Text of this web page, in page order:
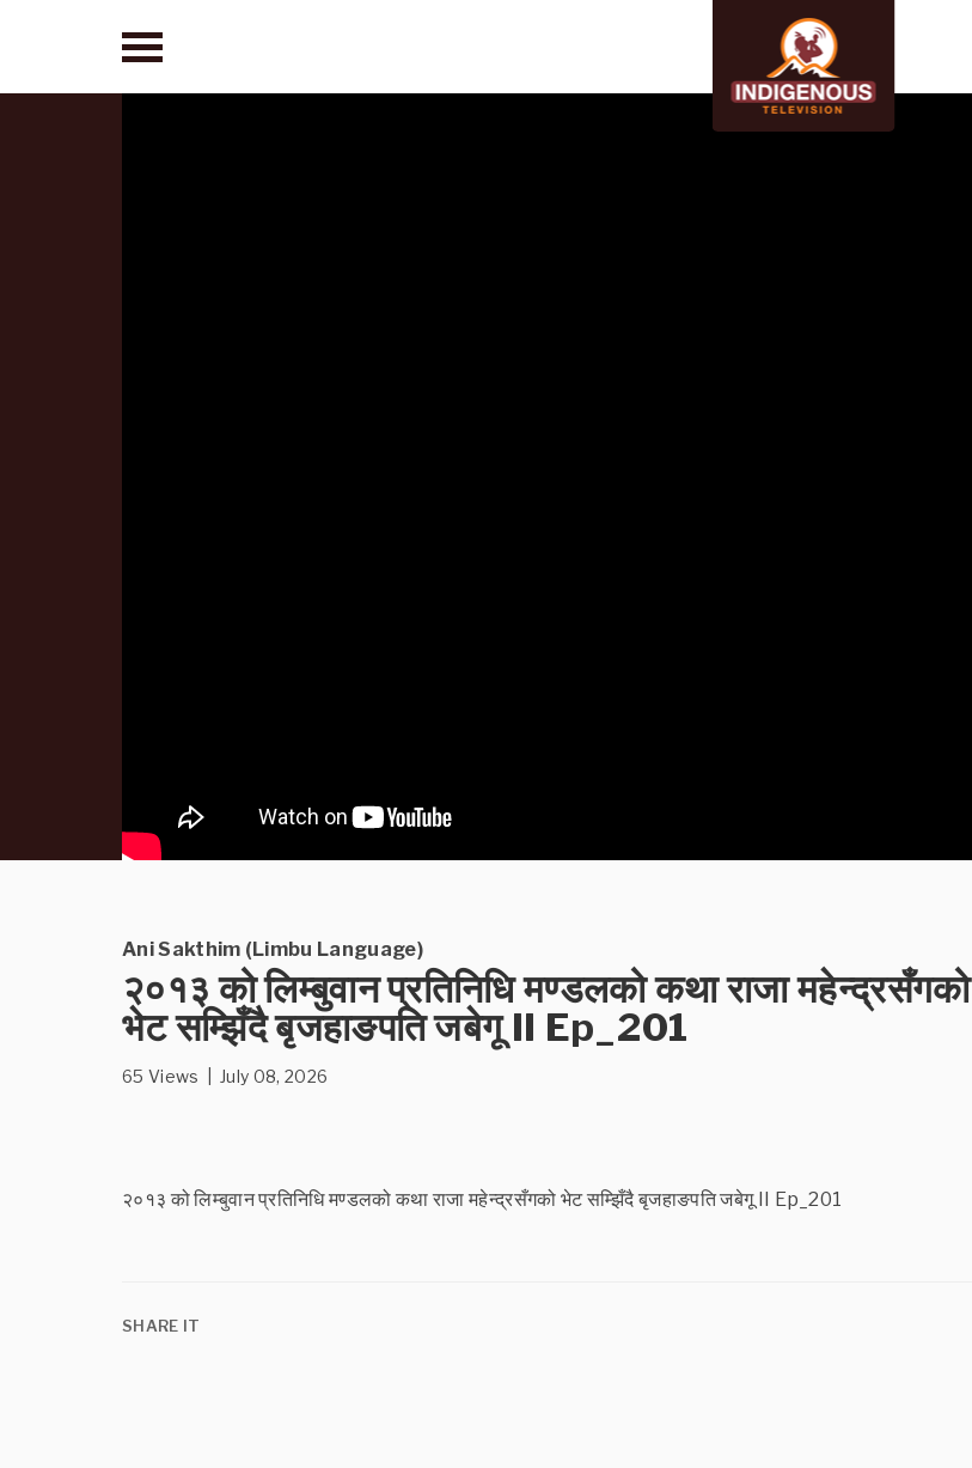
Ani Sakthim (Limbu Language)
२०१३ को लिम्बुवान प्रतिनिधि मण्डलको कथा राजा महेन्द्रसँगको
भेट सम्झिँदै बृजहाङपति जबेगू II Ep_201
65 Views | July 08, 2026
२०१३ को लिम्बुवान प्रतिनिधि मण्डलको कथा राजा महेन्द्रसँगको भेट सम्झिँदै बृजहाङपति जबेगू II Ep_201
SHARE IT